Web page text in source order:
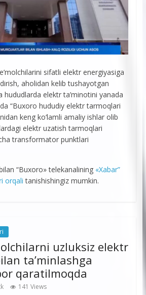
sifatli elektr energiyasiga
aholidan kelib tushayotgan
elektr ta’minotini yanada
“Buxoro hududiy elektr tarmoqlari
keng ko‘lamli amaliy ishlar olib
elektr uzatish tarmoqlari
transformator punktlari
“Buxoro» telekanalining «Xabar”
orqali tanishishingiz mumkin.
uzluksiz elektr
ta’minlashga
qaratilmoqda
141 Views